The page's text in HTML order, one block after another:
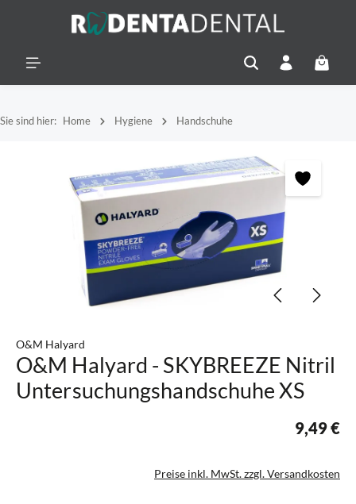
Sie sind hier: Home Hygiene Handschuhe
O&M Halyard
O&M Halyard - SKYBREEZE Nitril
Untersuchungshandschuhe XS
9,49 €
Preise inkl. MwSt. zzgl. Versandkosten